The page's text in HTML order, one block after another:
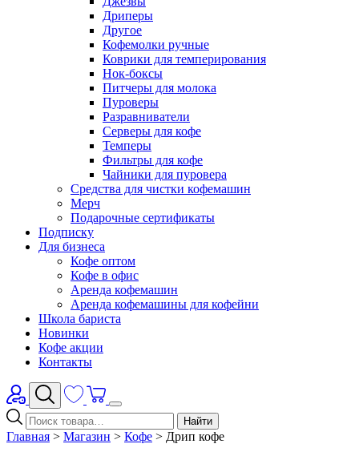
Дриперы
Другое
Кофемолки ручные
Коврики для темперирования
Нок-боксы
Питчеры для молока
Пуроверы
Разравниватели
Серверы для кофе
Темперы
Фильтры для кофе
Чайники для пуровера
Средства для чистки кофемашин
Мерч
Подарочные сертификаты
Подписку
Для бизнеса
Кофе оптом
Кофе в офис
Аренда кофемашин
Аренда кофемашины для кофейни
Школа бариста
Новинки
Кофе акции
Контакты
Найти
Главная > Магазин > Кофе > Дрип кофе